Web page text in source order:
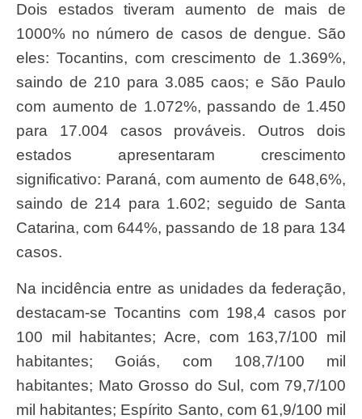
Dois estados tiveram aumento de mais de
1000% no número de casos de dengue. São
eles: Tocantins, com crescimento de 1.369%,
saindo de 210 para 3.085 caos; e São Paulo
com aumento de 1.072%, passando de 1.450
para 17.004 casos prováveis. Outros dois
estados apresentaram crescimento
significativo: Paraná, com aumento de 648,6%,
saindo de 214 para 1.602; seguido de Santa
Catarina, com 644%, passando de 18 para 134
casos.
Na incidência entre as unidades da federação,
destacam-se Tocantins com 198,4 casos por
100 mil habitantes; Acre, com 163,7/100 mil
habitantes; Goiás, com 108,7/100 mil
habitantes; Mato Grosso do Sul, com 79,7/100
mil habitantes; Espírito Santo, com 61,9/100 mil